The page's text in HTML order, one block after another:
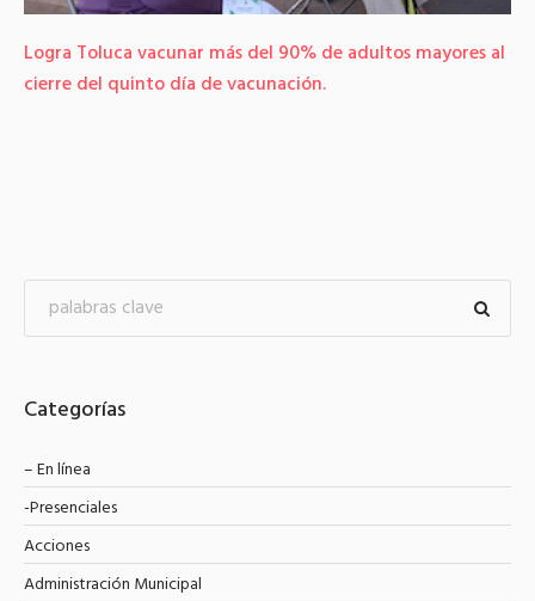
Logra Toluca vacunar más del 90% de adultos mayores al
cierre del quinto día de vacunación.
Categorías
– En línea
-Presenciales
Acciones
Administración Municipal